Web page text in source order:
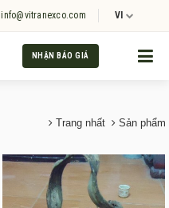
info@vitranexco.com VI
NHẬN BÁO GIÁ
Trang nhất Sản phẩm